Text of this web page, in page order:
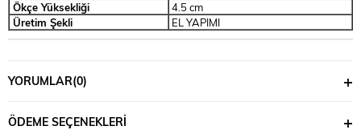
Ökçe Yüksekliği
4.5 cm
Üretim Şekli
EL YAPIMI
YORUMLAR(0)
ÖDEME SEÇENEKLERI